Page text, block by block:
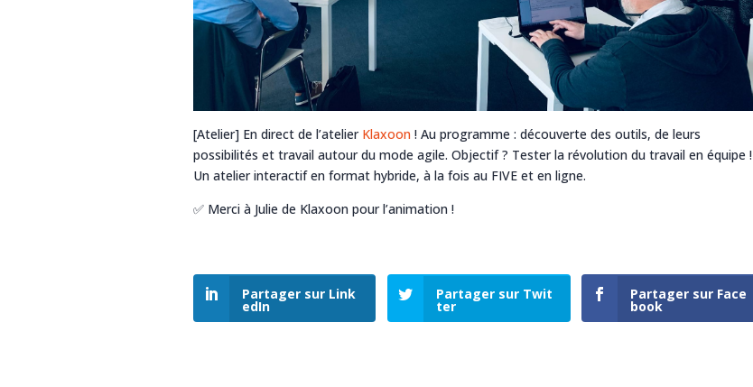
[Atelier] En direct de l’atelier Klaxoon! Au programme : découverte des outils, de leurs
possibilités et travail autour du mode agile. Objectif ? Tester la révolution du travail en équipe !
Un atelier interactif en format hybride, à la fois au FIVE et en ligne.
✅ Merci à Julie de Klaxoon pour l’animation !
Partager sur Link
edIn
Partager sur Twit
ter
Partager sur Face
book